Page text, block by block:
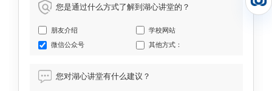
您是通过什么方式了解到湖心讲堂的？
朋友介绍 学校网站
微信公众号 其他方式：
您对湖心讲堂有什么建议？